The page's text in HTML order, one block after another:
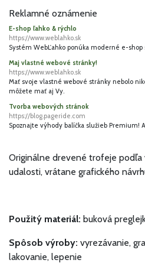
Reklamné oznámenie
E-shop ľahko & rýchlo
https://www.weblahko.sk
Systém WebĽahko ponúka moderné e-
Maj vlastné webové stránky!
https://www.weblahko.sk
Mať svoje vlastné webové stránky nebolo
môžete mať aj Vy.
Tvorba webových stránok
https://blog.pageride.com
Spoznajte výhody balíčka služieb Premium!
Originálne drevené trofeje podľa
udalosti, vrátane grafického
Použitý materiál: buková
Spôsob výroby: vyrezávanie,
lakovanie, lepenie